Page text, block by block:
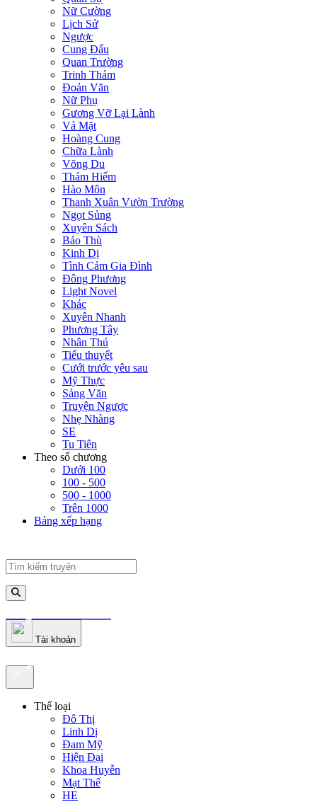
Nữ Cường
Lịch Sử
Ngược
Cung Đấu
Quan Trường
Trinh Thám
Đoản Văn
Nữ Phụ
Gương Vỡ Lại Lành
Vả Mặt
Hoàng Cung
Chữa Lành
Võng Du
Thám Hiểm
Hào Môn
Thanh Xuân Vườn Trường
Ngọt Sủng
Xuyên Sách
Báo Thù
Kinh Dị
Tình Cảm Gia Đình
Đông Phương
Light Novel
Khác
Xuyên Nhanh
Phương Tây
Nhân Thú
Tiểu thuyết
Cưới trước yêu sau
Mỹ Thực
Sảng Văn
Truyện Ngược
Nhẹ Nhàng
SE
Tu Tiên
Theo số chương
Dưới 100
100 - 500
500 - 1000
Trên 1000
Bảng xếp hạng
truyenfullz.com
Tài khoản
truyenfullz.com
Thể loại
Đô Thị
Linh Dị
Đam Mỹ
Hiện Đại
Khoa Huyễn
Mạt Thế
HE